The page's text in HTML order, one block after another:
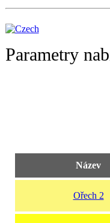
Parametry
Název
Ořech 2